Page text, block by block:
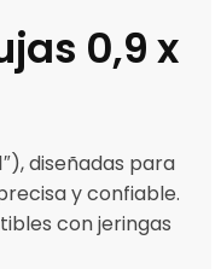
0,9 x
diseñadas para
y confiable.
con jeringas